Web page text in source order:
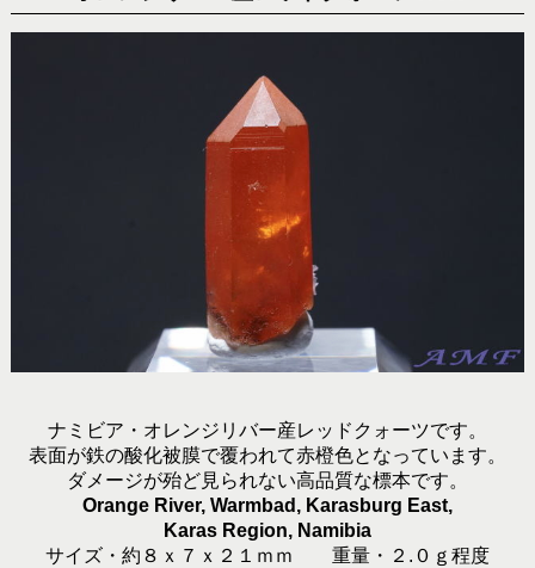
ナミビア・オレンジリバー産レッドクォーツです。
表面が鉄の酸化被膜で覆われて赤橙色となっています。
ダメージが殆ど見られない高品質な標本です。
Orange River, Warmbad, Karasburg East,
Karas Region, Namibia
サイズ・約８ｘ７ｘ２１ｍｍ 重量・２.０ｇ程度